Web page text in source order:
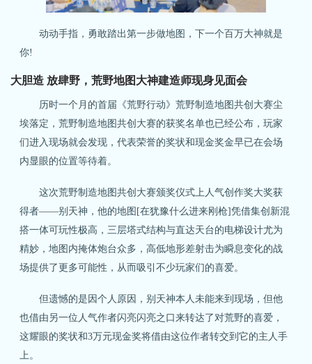
动动手指，勇敢踏出第一步做地图，下一个百万大神就是
你!
大胆造 放肆野，荒野地图大神建造师现身见面会
历时一个月的首届《荒野行动》荒野制造地图共创大赛尘
埃落定，荒野制造地图共创大赛的获奖名单也已经公布，玩家
们进入现场就会发现，代表荣誉的奖状和现金奖金早已在会场
内显眼的位置等待着。
这次荒野制造地图共创大赛颁奖仪式上人气创作奖大奖获
得者——别天神，他的地图[在犹豫什么进来刚枪]凭借集创新混
搭一体可玩性极高，三层塔式结构与直达天台的电梯设计尤为
精妙，地图内掩体炮台众多，高低地形差射击为瞬息变化的战
场提供了更多可能性，从而吸引不少玩家们的喜爱。
但遗憾的是因个人原因，别天神本人未能来到现场，但他
也借由另一位人气作者闪亮闪亮之口来转达了对荒野的喜爱，
这耀眼的奖状和3万元现金奖将借由这位作者转交到它的主人手
上。